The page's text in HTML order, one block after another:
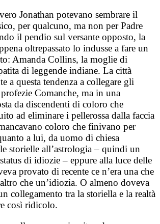
Jonathan potevano sembrare il
per qualcuno, ma non per Padre
il pendio sul versante opposto, la
oltrepassato lo indusse a fare un
Amanda Collins, la moglie di
di leggende indiane. La città
a questa tendenza a collegare gli
Comanche, ma in una
da discendenti di coloro che
ad eliminare i pellerossa dalla faccia
coloro che finivano per
a lui, da uomo di chiesa
storielle all’astrologia – quindi un
di idiozie – eppure alla luce delle
provato di recente ce n’era una che
che un’idiozia. O almeno doveva
collegamento tra la storiella e la realtà
così ridicolo.